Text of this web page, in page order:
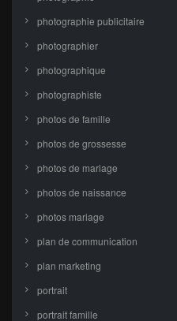
photographie publicitaire
photographier
photographique
photographiste
photos de famille
photos de grossesse
photos de mariage
photos de naissance
photos mariage
plan de communication
plan marketing
portrait
portrait famille